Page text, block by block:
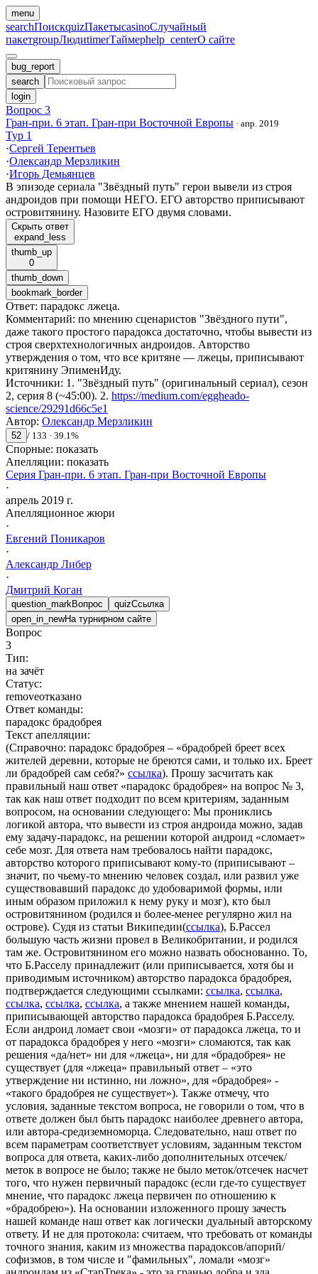
menu
searchПоискquizПакетыcasinoСлучайный
пакетgroupЛюдиtimerТаймерhelp_centerО сайте
bug_report
search
login
Вопрос 3
Гран-при. 6 этап. Гран-при Восточной Европы · апр. 2019
Тур 1
·Сергей Терентьев
·Олександр Мерзликин
·Игорь Демьянцев
В эпизоде сериала "Звёздный путь" герои вывели из строя
андроидов при помощи НЕГО. ЕГО авторство приписывают
островитянину. Назовите ЕГО двумя словами.
Скрыть ответ
expand_less
thumb_up
0
thumb_down
bookmark_border
Ответ: парадокс лжеца.
Комментарий: по мнению сценаристов "Звёздного пути",
даже такого простого парадокса достаточно, чтобы вывести из
строя сверхтехнологичных андроидов. Авторство
утверждения о том, что все критяне — лжецы, приписывают
критянину ЭпименИду.
Источники: 1. "Звёздный путь" (оригинальный сериал), сезон
2, серия 8 (~45:00). 2. https://medium.com/eggheado-
science/29291d66c5e1
Автор: Олександр Мерзликин
52 / 133 · 39.1%
Спорные: показать
Апелляции: показать
Серия Гран-при. 6 этап. Гран-при Восточной Европы
·
апрель 2019 г.
Апелляционное жюри
·
Евгений Поникаров
·
Александр Либер
·
Дмитрий Коган
question_markВопрос quizСсылка
open_in_newНа турнирном сайте
Вопрос
3
Тип:
на зачёт
Статус:
removeотказано
Ответ команды:
парадокс брадобрея
Текст апелляции:
(Справочно: парадокс брадобрея – «брадобрей бреет всех
жителей деревни, которые не бреются сами, и только их. Бреет
ли брадобрей сам себя?» ссылка). Прошу засчитать как
правильный наш ответ «парадокс брадобрея» на вопрос № 3,
так как наш ответ подходит по всем критериям, заданным
вопросом, на основании следующего: Мы прониклись
логикой автора, что вывести из строя андроида можно, задав
ему задачу-парадокс, на решении которой андроид «сломает»
себе мозг. Для ответа нам требовалось найти парадокс,
авторство которого приписывают кому-то (приписывают –
значит, по чьему-то мнению человек создал, или развил уже
существовавший парадокс до удобоваримой формы, или
иным образом приложил к нему руку и мозг), кто был
островитянином (родился и более-менее регулярно жил на
острове). Судя из статьи Википедии(ссылка), Б.Рассел
большую часть жизни провел в Великобритании, и родился
там же. Островитянином его можно назвать обоснованно. То,
что Б.Расселу принадлежит (или приписывается, хотя бы и
приводимым источником) авторство парадокса брадобрея,
подтверждается следующими ссылками: ссылка, ссылка,
ссылка, ссылка, ссылка, а также мнением нашей команды,
приписывающей авторство парадокса брадобрея Б.Расселу.
Если андроид ломает свои «мозги» от парадокса лжеца, то и
от парадокса брадобрея у него «мозги» сломаются, так как
решения «да/нет» ни для «лжеца», ни для «брадобрея» не
существует (для «лжеца» правильный ответ – «это
утверждение ни истинно, ни ложно», для «брадобрея» -
«такого брадобрея не существует»). Также отмечу, что
условия, заданные текстом вопроса, не говорили о том, что в
ответе должен был быть парадокс наиболее древнего автора,
или автора-средиземноморца. Следовательно, наш ответ по
всем параметрам соответствует условиям, заданным текстом
вопроса для ответа, каких-либо дополнительных отсечек/
меток в вопросе не было; также не было меток/отсечек насчет
того, что нужен первичный парадокс (если где-то существует
мнение, что парадокс лжеца первичен по отношению к
«брадобрею»). На основании изложенного прошу зачесть
нашей команде наш ответ как логически дуальный авторскому
ответу. И не для протокола: считаем, что требовать от команды
точного знания, каким из множества парадоксов/апорий/
софизмов, в том числе и "фамильных", ломали «мозг»